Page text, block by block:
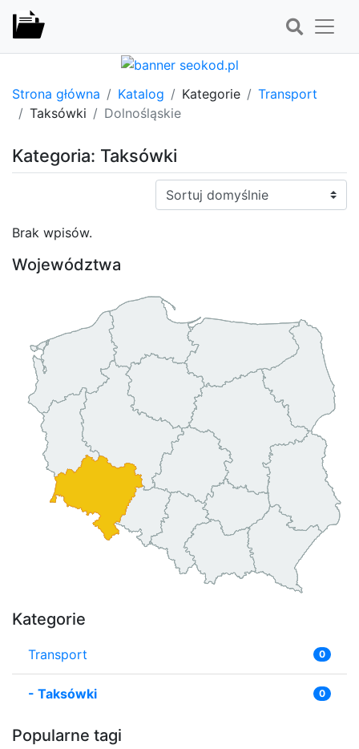
Strona główna Katalog Kategorie
Transport
Taksówki
Dolnośląskie
Kategoria: Taksówki
Sortuj:
Brak wpisów.
Województwa
Kategorie
Transport 0
- Taksówki 0
Popularne tagi